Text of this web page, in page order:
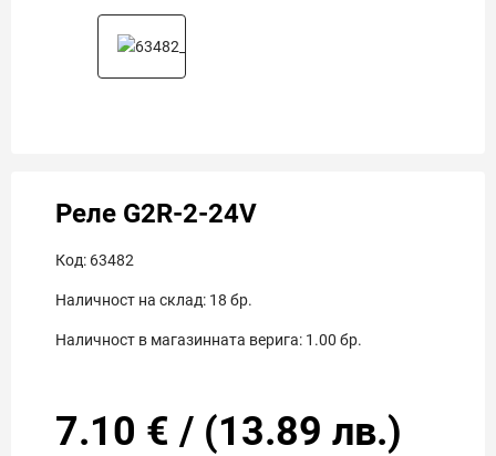
Реле G2R-2-24V
Код: 63482
Наличност на склад: 18 бр.
Наличност в магазинната верига: 1.00 бр.
7.10 € / (13.89 лв.)